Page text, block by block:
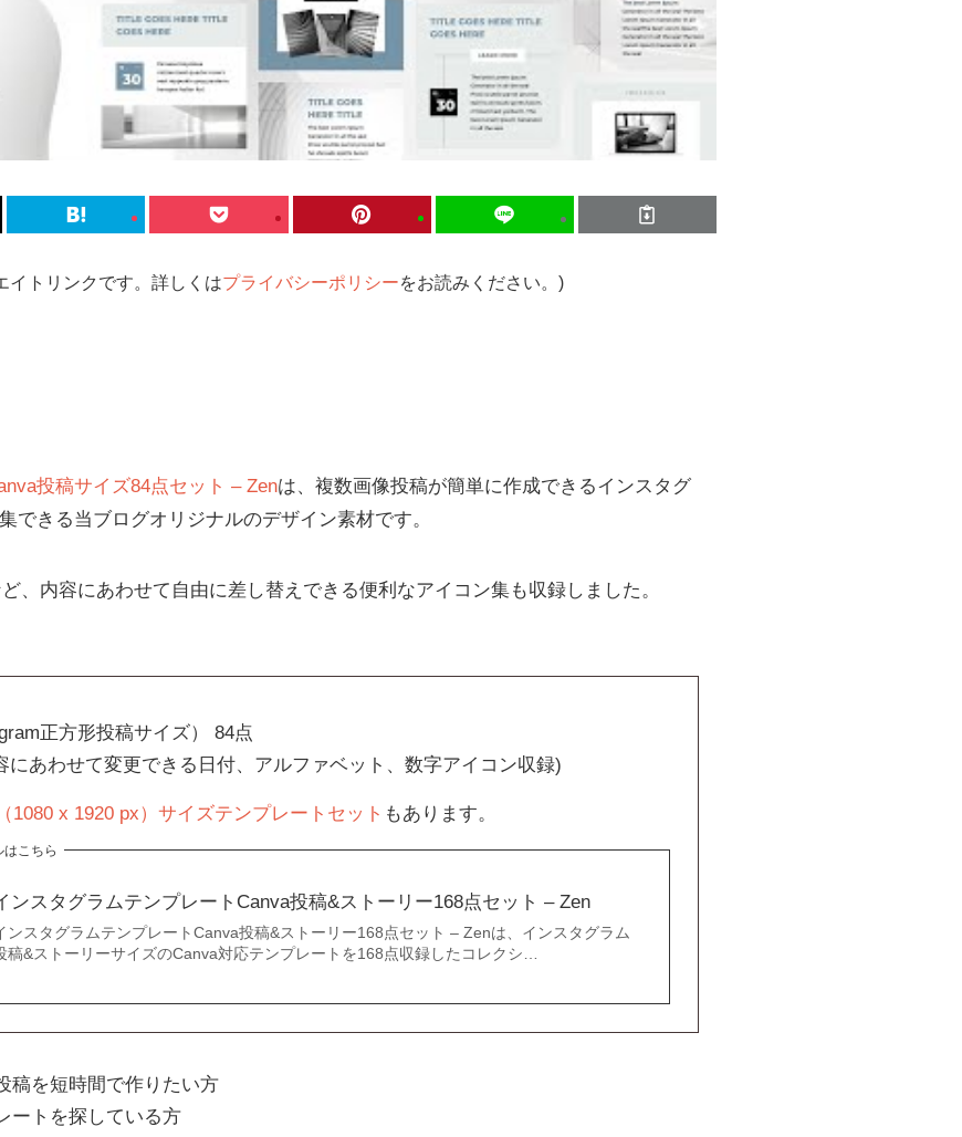
イトリンクです。詳しくはプライバシーポリシーをお読みください。)
投稿サイズ84点セット – Zenは、複数画像投稿が簡単に作成できるインスタグ
できる当ブログオリジナルのデザイン素材です。
、内容にあわせて自由に差し替えできる便利なアイコン集も収録しました。
正方形投稿サイズ） 84点
にあわせて変更できる日付、アルファベット、数字アイコン収録)
1080 x 1920 px）サイズテンプレートセット もあります。
こちら
ンスタグラムテンプレートCanva投稿&ストーリー168点セット – Zen
ンスタグラムテンプレートCanva投稿&ストーリー168点セット – Zenは、インスタグラム
稿&ストーリーサイズのCanva対応テンプレートを168点収録したコレクシ…
稿を短時間で作りたい方
ートを探している方